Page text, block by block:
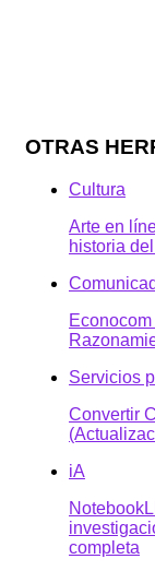
OTRAS
Cultura
Arte en
historia
Servicios
Convertir
iA
completa